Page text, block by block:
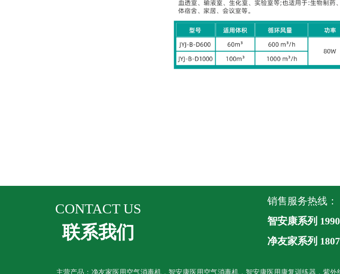
销售服务热线：
智安康系列
净友家系列
CONTACT US
联系我们
主营产品：净友家医用空气消毒机，智安康医用空气消毒机，智安康医用康复训练器，紫